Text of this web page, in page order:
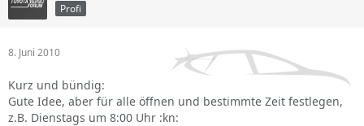
Profi
8. Juni 2010
Kurz und bündig:
Gute Idee, aber für alle öffnen und bestimmte Zeit festlegen,
z.B. Dienstags um 8:00 Uhr :kn: